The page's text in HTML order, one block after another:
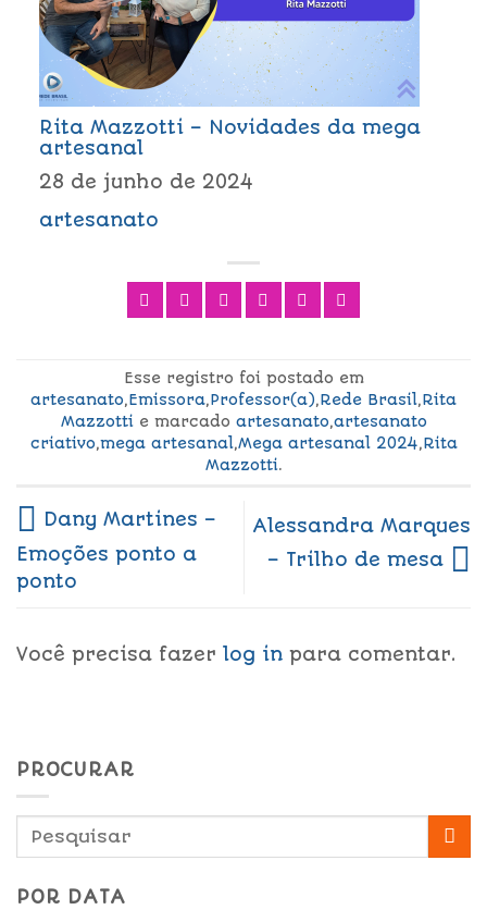
Rita Mazzotti – Novidades da mega
artesanal
28 de junho de 2024
artesanato
Esse registro foi postado em
artesanato,Emissora,Professor(a),Rede Brasil,Rita
Mazzottie marcado artesanato,artesanato
criativo,mega artesanal,Mega artesanal 2024,Rita
Mazzotti.
Dany Martines –
Emoções ponto a
ponto
Alessandra Marques
– Trilho de mesa
Você precisa fazer log in para comentar.
PROCURAR
POR DATA